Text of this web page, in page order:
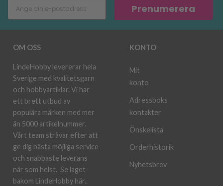
Prenumerera
OM OSS
LindeHobby levererar hela
Sverige med kvalitetsgarn
och hobbyartiklar. Vi har
ett brett utbud av
populära märken med mer
än 5000 artikelnummer.
Vårt team strävar efter att
ge dig bästa möjliga service
och snabbaste leverans
när som helst. Se laget
bakom LindeHobby här..
KONTO
Mit
konto
Adressboks
kontakter
Önskelista
Orderhistorik
Nyhetsbrev